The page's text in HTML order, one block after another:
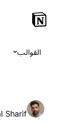
القوالب
Sharif